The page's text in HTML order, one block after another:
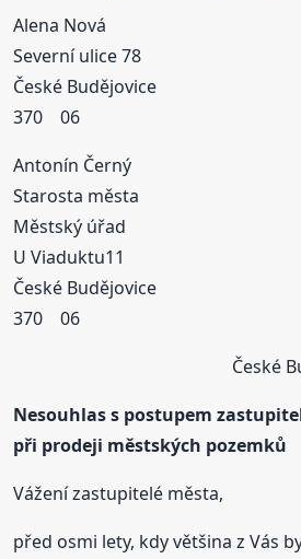
Alena Nová
Severní ulice 78
České Budějovice
370 06
Antonín Černý
Starosta města
Městský úřad
U Viaduktu11
České Budějovice
370 06
České
Nesouhlas s postupem
při prodeji městských pozemků
Vážení zastupitelé města,
před osmi lety, kdy většina z Vás